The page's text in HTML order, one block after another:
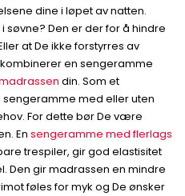
dine i løpet av natten.
søvne? Den er der for å hindre
at De ikke forstyrres av
en sengeramme
din. Som et
med eller uten
For dette bør De være
En sengeramme med flerlags
trespiler, gir god elastisitet
Den gir madrassen en mindre
føles for myk og De ønsker